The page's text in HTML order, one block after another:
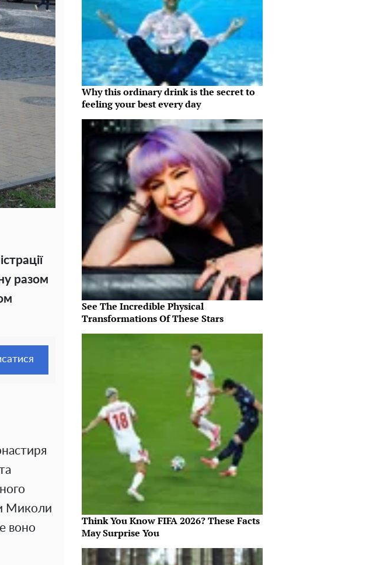
разом
Миколи
воно
Why this ordinary drink is the secret to
feeling your best every day
See The Incredible Physical
Transformations Of These Stars
Think You Know FIFA 2026? These Facts
May Surprise You